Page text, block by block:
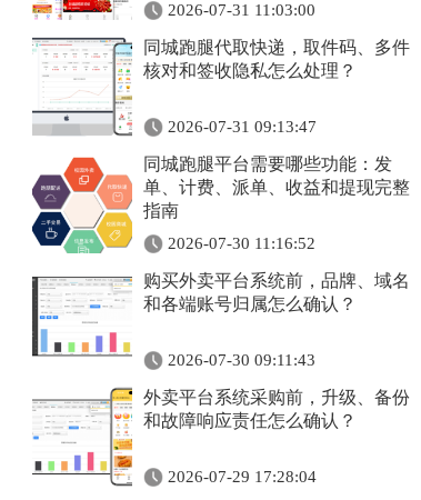
2026-07-31 11:03:00
同城跑腿代取快递，取件码、多件
核对和签收隐私怎么处理？
2026-07-31 09:13:47
同城跑腿平台需要哪些功能：发
单、计费、派单、收益和提现完整
指南
2026-07-30 11:16:52
购买外卖平台系统前，品牌、域名
和各端账号归属怎么确认？
2026-07-30 09:11:43
外卖平台系统采购前，升级、备份
和故障响应责任怎么确认？
2026-07-29 17:28:04